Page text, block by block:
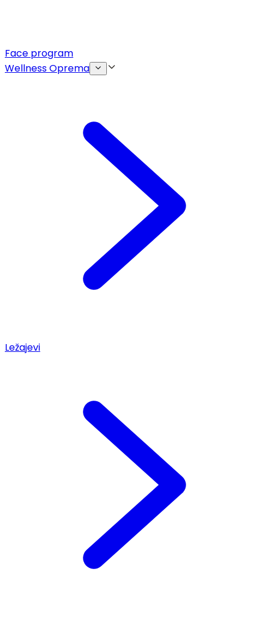
Face program
Wellness Oprema
Ležajevi